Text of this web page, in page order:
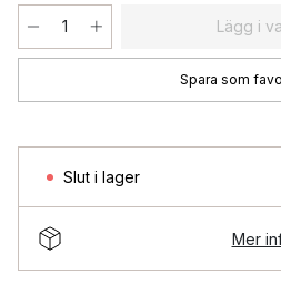
Lägg i
Spara som
Slut i lager
Mer